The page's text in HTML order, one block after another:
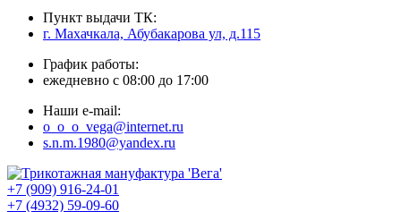
Пункт выдачи ТК:
г. Махачкала, Абубакарова ул, д.115
График работы:
ежедневно с 08:00 до 17:00
Наши e-mail:
o_o_o_vega@internet.ru
s.n.m.1980@yandex.ru
+7 (909) 916-24-01
+7 (4932) 59-09-60